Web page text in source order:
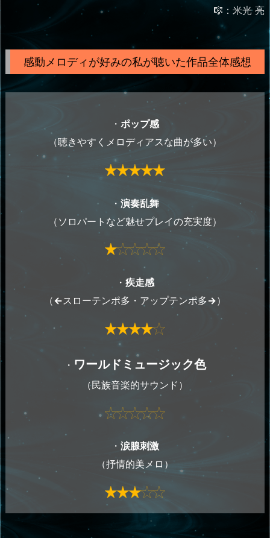
🎼：米光 亮
感動メロディが好みの私が聴いた作品全体感想
・ ポップ感
（聴きやすくメロディアスな曲が多い）
・ 演奏乱舞
（ソロパートなど魅せプレイの充実度）
・ 疾走感
（ ←スローテンポ多・アップテンポ多→）
・ ワールドミュージック色
（民族音楽的サウンド）
・ 涙腺刺激
（抒情的美メロ）